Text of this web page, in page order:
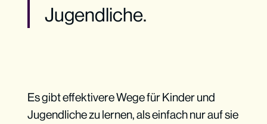
Jugendliche.
Es gibt effektivere Wege für Kinder und
Jugendliche zu lernen, als einfach nur auf sie